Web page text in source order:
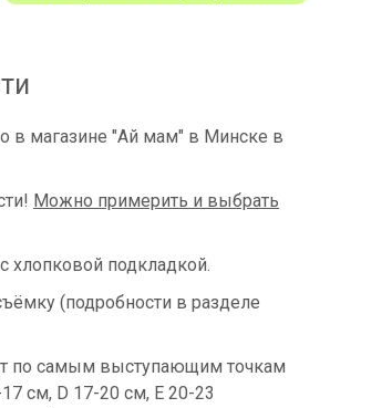
в магазине "Ай мам" в Минске в
Можно примерить и выбрать
хлопковой подкладкой.
(подробности в разделе
по самым выступающим точкам
см, D 17-20 см, E 20-23